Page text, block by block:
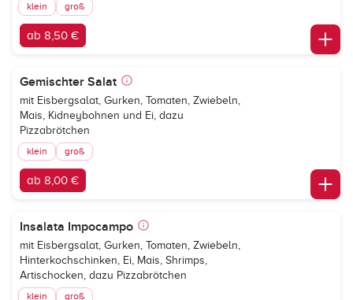
klein groß
ab 8,50 €
Gemischter Salat
mit Eisbergsalat, Gurken, Tomaten, Zwiebeln,
Mais, Kidneybohnen und Ei, dazu
Pizzabrötchen
klein groß
ab 8,00 €
Insalata Impocampo
mit Eisbergsalat, Gurken, Tomaten, Zwiebeln,
Hinterkochschinken, Ei, Mais, Shrimps,
Artischocken, dazu Pizzabrötchen
klein groß